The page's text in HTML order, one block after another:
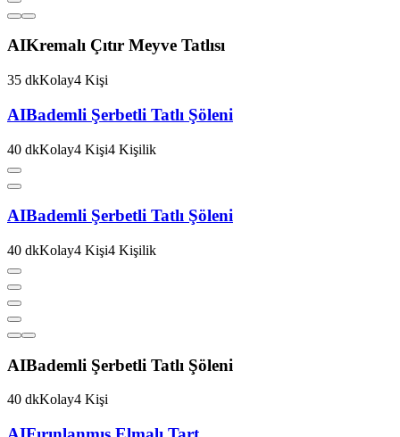
AIKremalı Çıtır Meyve Tatlısı
35 dkKolay4 Kişi
AIBademli Şerbetli Tatlı Şöleni
40 dkKolay4 Kişi4 Kişilik
AIBademli Şerbetli Tatlı Şöleni
40 dkKolay4 Kişi4 Kişilik
AIBademli Şerbetli Tatlı Şöleni
40 dkKolay4 Kişi